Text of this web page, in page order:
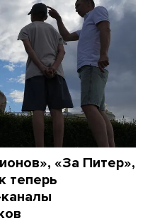
«За Питер»,
теперь